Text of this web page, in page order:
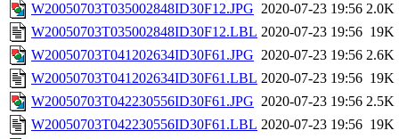
W20050703T035002848ID30F12.JPG 2020-07-23 19:56 2.0K
W20050703T035002848ID30F12.LBL 2020-07-23 19:56 19K
W20050703T041202634ID30F61.JPG 2020-07-23 19:56 2.6K
W20050703T041202634ID30F61.LBL 2020-07-23 19:56 19K
W20050703T042230556ID30F61.JPG 2020-07-23 19:56 2.5K
W20050703T042230556ID30F61.LBL 2020-07-23 19:56 19K